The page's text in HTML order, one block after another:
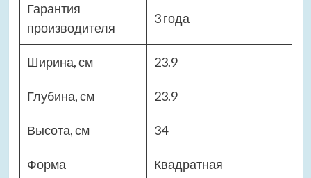
Гарантия
производителя
3 года
Ширина, см 23.9
Глубина, см 23.9
Высота, см 34
Форма Квадратная